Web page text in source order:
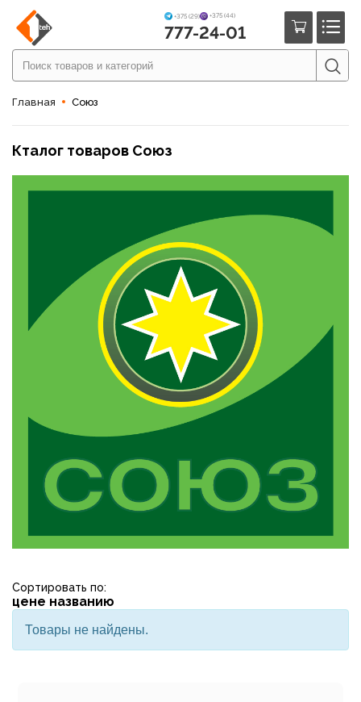
+375 (29) +375 (44)
777-24-01
Главная Союз
Кталог товаров Союз
Сортировать по:
цене названию
Товары не найдены.